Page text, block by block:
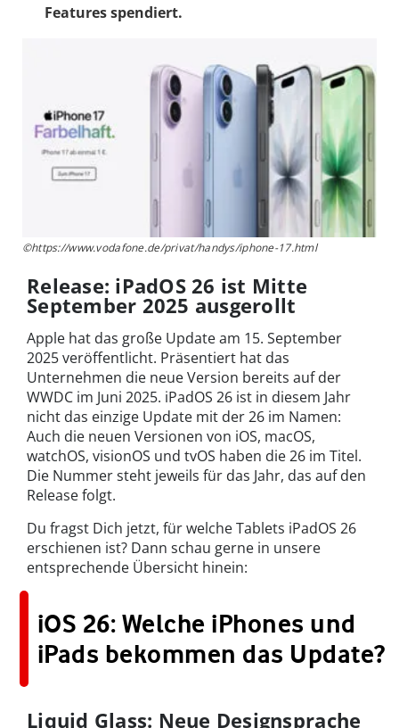
Features spendiert.
©https://www.vodafone.de/privat/handys/iphone-17.html
Release: iPadOS 26 ist Mitte
September 2025 ausgerollt
Apple hat das große Update am 15. September
2025 veröffentlicht. Präsentiert hat das
Unternehmen die neue Version bereits auf der
WWDC im Juni 2025. iPadOS 26 ist in diesem Jahr
nicht das einzige Update mit der 26 im Namen:
Auch die neuen Versionen von iOS, macOS,
watchOS, visionOS und tvOS haben die 26 im Titel.
Die Nummer steht jeweils für das Jahr, das auf den
Release folgt.
Du fragst Dich jetzt, für welche Tablets iPadOS 26
erschienen ist? Dann schau gerne in unsere
entsprechende Übersicht hinein:
iOS 26: Welche iPhones und
iPads bekommen das Update?
Liquid Glass: Neue Designsprache